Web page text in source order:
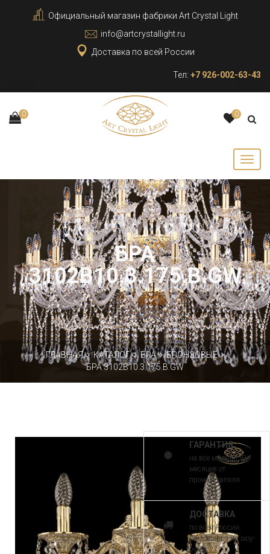
Официальный магазин фабрики Art Crystal Light
info@artcrystallight.ru
Доставка по всей России
Тел: +7 926-002-63-43
0 0
БРА
3102B10.3.175.B.GW
ГЛАВНАЯ КАТАЛОГ БРА
БРОНЗОВЫЕ
БРА 3102B10.3.175.B.GW
ГАРАНТИЯ
на все модели 30
месяцев от
производителя
ДОСТАВКА
по всей России.
Самовывоз из шоу-
рума